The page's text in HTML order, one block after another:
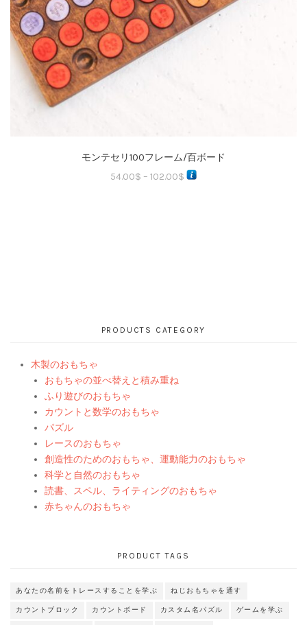
モンテセリ100フレーム/百ボード
54.00$ – 102.00$
PRODUCTS CATEGORY
木製のおもちゃ
おもちゃの並べ替えと積み重ね
ふり遊びのおもちゃ
カウントと数学のおもちゃ
パズル
レースのおもちゃ
創造性のためのおもちゃ、運動能力のおもちゃ
科学と自然のおもちゃ
読書、スペル、ライティングのおもちゃ
赤ちゃんのおもちゃ
PRODUCT TAGS
あなたの名前をトレースすることを学ぶ ねじおもちゃを通す
カウントブロック カウントボード カスタム名パズル ゲームを学ぶ